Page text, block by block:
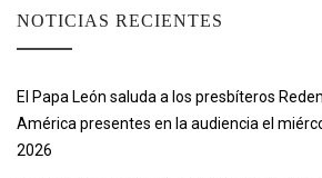
NOTICIAS RECIENTES
El Papa León saluda a los presbíteros
América presentes en la audiencia el
2026